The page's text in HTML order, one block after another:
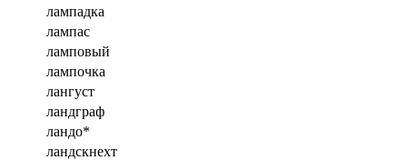
лампадка
лампас
ламповый
лампочка
лангуст
ландграф
ландо*
ландскнехт